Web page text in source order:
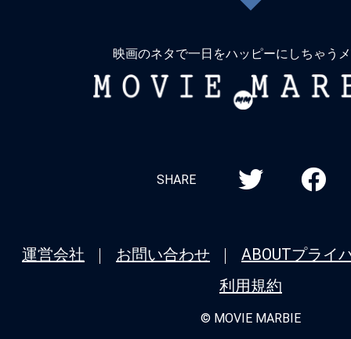
映画のネタで一日をハッピーにしちゃう
MOVIE
SHARE
運営会社 お問い合わせ ABOUTプライ
利用規約
© MOVIE MARBIE